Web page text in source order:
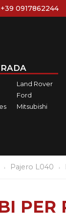
+39 0917862244
Land Rover
Ford
Mitsubishi
Pajero L040
PER